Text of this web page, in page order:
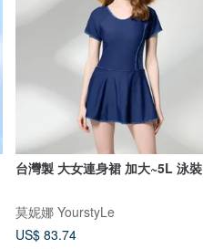
台灣製 大女連身裙 加大~5L 泳裝
莫妮娜 YourstyLe
US$ 83.74